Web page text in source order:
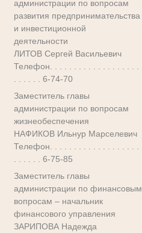
администрации по вопросам
развития предпринимательства
и инвестиционной
деятельности
ЛИТОВ Сергей Васильевич
Телефон. . . . . . . . . . . . . . . . . . .
. . . . . . 6-74-70
Заместитель главы
администрации по вопросам
жизнеобеспечения
НАФИКОВ Ильнур Марселевич
Телефон. . . . . . . . . . . . . . . . . . .
. . . . . . 6-75-85
Заместитель главы
администрации по финансовым
вопросам – начальник
финансового управления
ЗАРИПОВА Надежда